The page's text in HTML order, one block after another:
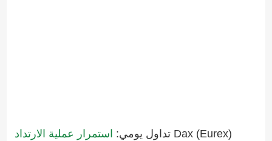
Dax (Eurex)‎ تداول يومي: استمرار عملية الارتداد